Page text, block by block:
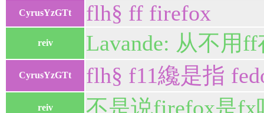
CyrusYzGTt flh§ ff firefox
reiv Lavande: 从不用
CyrusYzGTt flh§ f11纔是指
reiv 不是说firefox是fx